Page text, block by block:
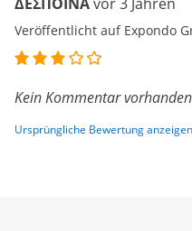
Veröffentlicht auf Expondo
Kein Kommentar
Ursprüngliche Bewertung anzeigen